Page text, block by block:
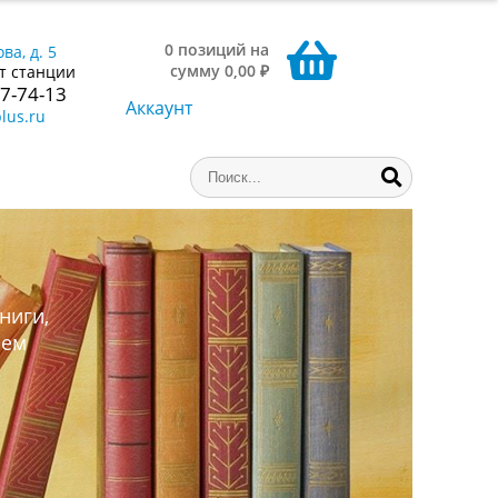
д. 5
станции
74-13
0 позиций на
сумму 0,00 ₽
Аккаунт